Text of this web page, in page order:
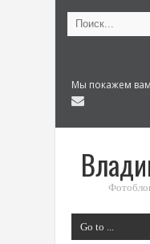
Мы покажем